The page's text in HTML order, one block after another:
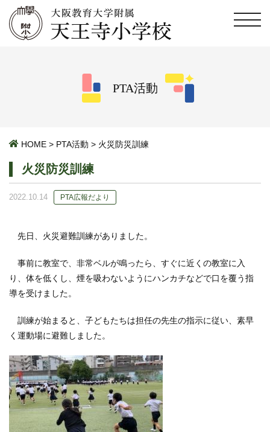
PTA活動
HOME > PTA活動 > 火災防災訓練
火災防災訓練
2022.10.14 PTA広報だより
先日、火災避難訓練がありました。
事前に教室で、非常ベルが鳴ったら、すぐに近くの教室に入
り、体を低くし、煙を吸わないようにハンカチなどで口を覆う指
導を受けました。
訓練が始まると、子どもたちは担任の先生の指示に従い、素早
く運動場に避難しました。